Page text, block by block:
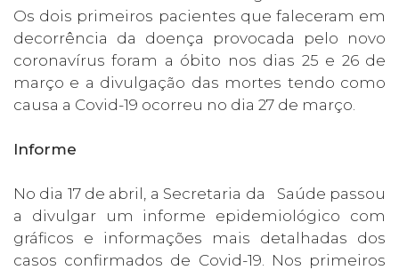
Os dois primeiros pacientes que faleceram em
decorrência da doença provocada pelo novo
coronavírus foram a óbito nos dias 25 e 26 de
março e a divulgação das mortes tendo como
causa a Covid-19 ocorreu no dia 27 de março.
Informe
No dia 17 de abril, a Secretaria da Saúde passou
a divulgar um informe epidemiológico com
gráficos e informações mais detalhadas dos
casos confirmados de Covid-19. Nos primeiros